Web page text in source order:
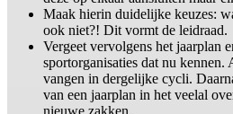
Maak hierin duidelijke keuzes:
ook niet?! Dit vormt de leidraad.
Vergeet vervolgens het jaarplan
sportorganisaties dat nu
vangen in dergelijke cycli.
van een jaarplan in het veelal